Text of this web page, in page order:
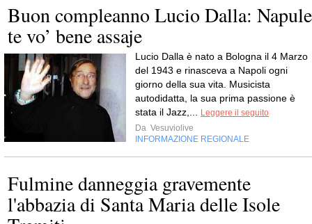
Buon compleanno Lucio Dalla: Napule
te vo’ bene assaje
Lucio Dalla è nato a Bologna il 4 Marzo
del 1943 e rinasceva a Napoli ogni
giorno della sua vita. Musicista
autodidatta, la sua prima passione è
stata il Jazz,...
Leggere il seguito
Da Vesuviolive
INFORMAZIONE REGIONALE
Fulmine danneggia gravemente
l'abbazia di Santa Maria delle Isole